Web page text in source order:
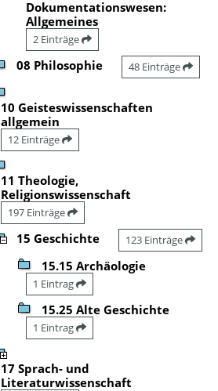
Dokumentationswesen:
Allgemeines
2 Einträge
08 Philosophie 48 Einträge
10 Geisteswissenschaften
allgemein
12 Einträge
11 Theologie,
Religionswissenschaft
197 Einträge
15 Geschichte 123 Einträge
15.15 Archäologie
1 Eintrag
15.25 Alte Geschichte
1 Eintrag
17 Sprach- und
Literaturwissenschaft